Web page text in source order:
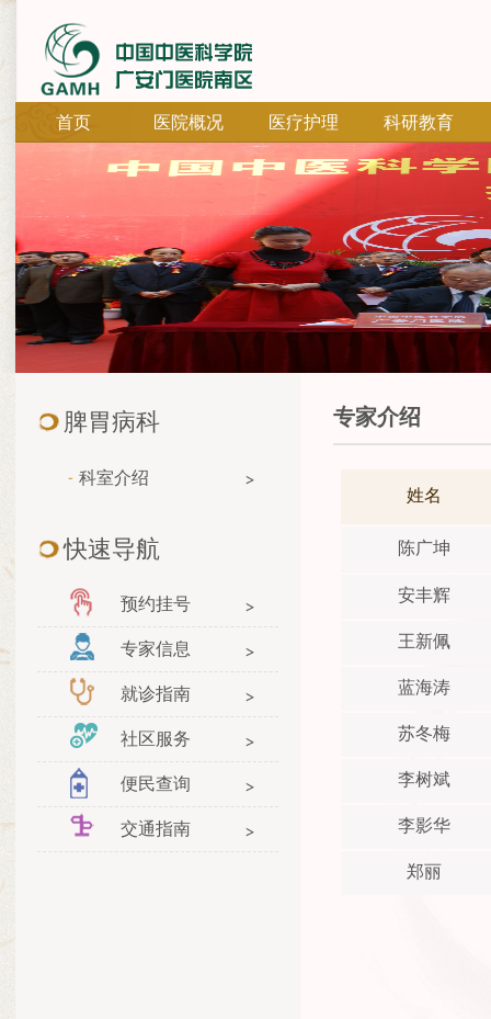
首页 医院概况 医疗护理 科研教育
脾胃病科
科室介绍
快速导航
预约挂号
专家信息
就诊指南
社区服务
便民查询
交通指南
专家介绍
姓名
陈广坤
安丰辉
王新佩
蓝海涛
苏冬梅
李树斌
李影华
郑丽